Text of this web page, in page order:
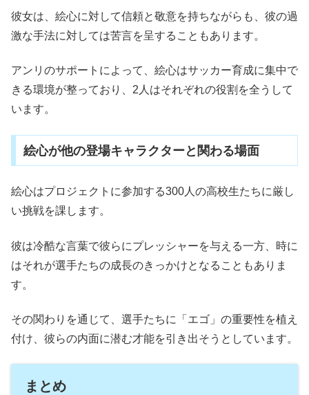
彼女は、絵心に対して信頼と敬意を持ちながらも、彼の過
激な手法に対しては苦言を呈することもあります。
アンリのサポートによって、絵心はサッカー育成に集中で
きる環境が整っており、2人はそれぞれの役割を全うして
います。
絵心が他の登場キャラクターと関わる場面
絵心はプロジェクトに参加する300人の高校生たちに厳し
い挑戦を課します。
彼は冷酷な言葉で彼らにプレッシャーを与える一方、時に
はそれが選手たちの成長のきっかけとなることもありま
す。
その関わりを通じて、選手たちに「エゴ」の重要性を植え
付け、彼らの内面に潜む才能を引き出そうとしています。
まとめ